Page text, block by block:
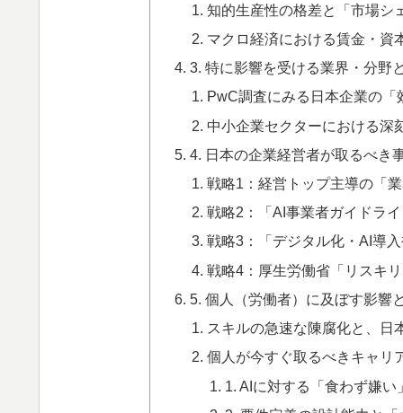
知的生産性の格差と「市場シ
マクロ経済における賃金・資
3. 特に影響を受ける業界・分野
PwC調査にみる日本企業の
中小企業セクターにおける深
4. 日本の企業経営者が取るべき
戦略1：経営トップ主導の「
戦略2：「AI事業者ガイドラ
戦略3：「デジタル化・AI導
戦略4：厚生労働省「リスキ
5. 個人（労働者）に及ぼす影響
スキルの急速な陳腐化と、日
個人が今すぐ取るべきキャリ
1. AIに対する「食わず嫌